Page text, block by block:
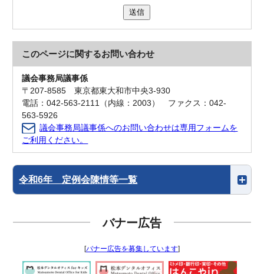
送信
このページに関するお問い合わせ
議会事務局議事係
〒207-8585 東京都東大和市中央3-930
電話：042-563-2111（内線：2003） ファクス：042-
563-5926
議会事務局議事係へのお問い合わせは専用フォームを
ご利用ください。
令和6年 定例会陳情等一覧
バナー広告
[バナー広告を募集しています]